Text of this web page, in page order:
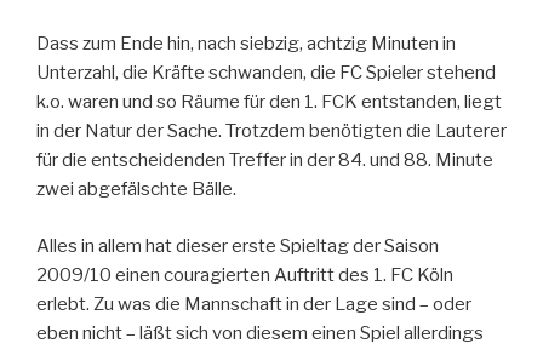
Dass zum Ende hin, nach siebzig, achtzig Minuten in
Unterzahl, die Kräfte schwanden, die FC Spieler stehend
k.o. waren und so Räume für den 1. FCK entstanden, liegt
in der Natur der Sache. Trotzdem benötigten die Lauterer
für die entscheidenden Treffer in der 84. und 88. Minute
zwei abgefälschte Bälle.
Alles in allem hat dieser erste Spieltag der Saison
2009/10 einen couragierten Auftritt des 1. FC Köln
erlebt. Zu was die Mannschaft in der Lage sind – oder
eben nicht – läßt sich von diesem einen Spiel allerdings